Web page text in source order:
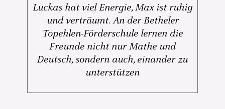
Luckas hat viel Energie, Max ist ruhig
und verträumt. An der Betheler
Topehlen-Förderschule lernen die
Freunde nicht nur Mathe und
Deutsch, sondern auch, einander zu
unterstützen